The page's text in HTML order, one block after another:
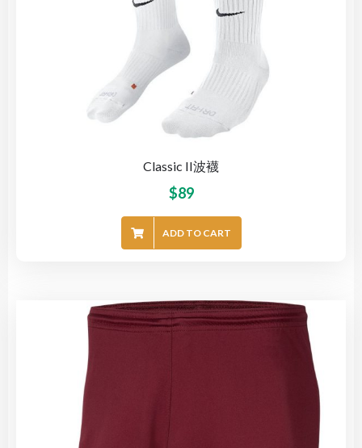
Classic II波襪
$89
ADD TO CART